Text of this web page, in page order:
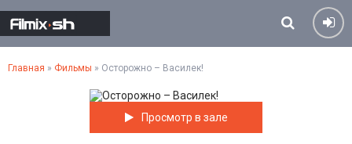
Главная » Фильмы » Осторожно – Василек!
Просмотр в зале